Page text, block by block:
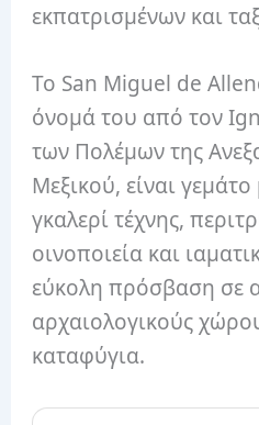
εκπατρισμένων και
Το San Miguel de
όνομά του από τον
των Πολέμων της
Μεξικού, είναι
γκαλερί τέχνης,
οινοποιεία και
εύκολη πρόσβαση σε
αρχαιολογικούς
καταφύγια.